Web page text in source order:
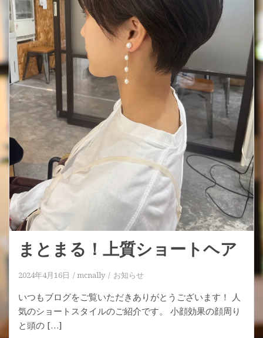
まとまる！上質ショートヘア
2024年4月16日 mcnally お知らせ
いつもブログをご覧いただきありがとうございます！ 人
気のショートスタイルのご紹介です。 小顔効果の顔周り
と頭の […]